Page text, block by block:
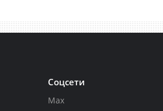
Соцсети
Max